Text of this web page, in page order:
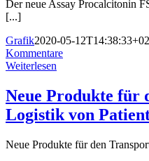
Der neue Assay Procalcitonin
[...]
Grafik2020-05-
Kommentare
Weiterlesen
Neue Produkte für
Logistik von
Neue Produkte für den